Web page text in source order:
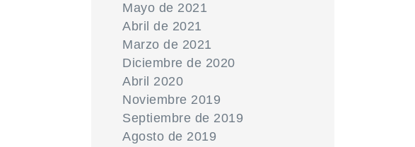
Mayo de 2021
Abril de 2021
Marzo de 2021
Diciembre de 2020
Abril 2020
Noviembre 2019
Septiembre de 2019
Agosto de 2019